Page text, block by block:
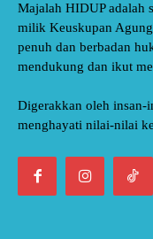
Majalah HIDUP adalah
milik Keuskupan
penuh dan berbadan
mendukung dan ikut
Digerakkan oleh insan-
menghayati nilai-nilai